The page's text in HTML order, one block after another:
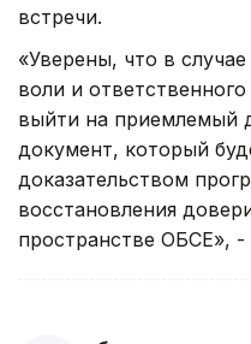
встречи.
«Уверены, что в
воли и
выйти на приемлемый
документ, который
доказательством
восстановления
пространстве ОБСЕ»,